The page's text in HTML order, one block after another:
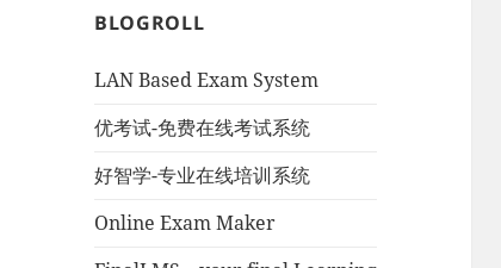
BLOGROLL
LAN Based Exam System
优考试-免费在线考试系统
好智学-专业在线培训系统
Online Exam Maker